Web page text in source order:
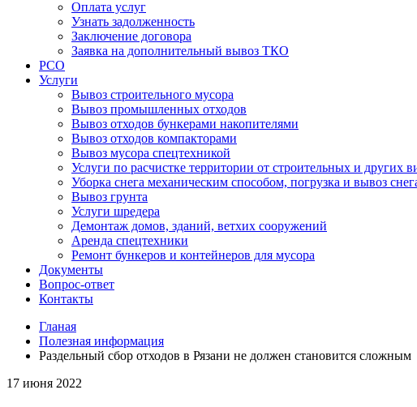
Оплата услуг
Узнать задолженность
Заключение договора
Заявка на дополнительный вывоз ТКО
РСО
Услуги
Вывоз строительного мусора
Вывоз промышленных отходов
Вывоз отходов бункерами накопителями
Вывоз отходов компакторами
Вывоз мусора спецтехникой
Услуги по расчистке территории от строительных и других
Уборка снега механическим способом, погрузка и вывоз
Вывоз грунта
Услуги шредера
Демонтаж домов, зданий, ветхих сооружений
Аренда спецтехники
Ремонт бункеров и контейнеров для мусора
Документы
Вопрос-ответ
Контакты
Гланая
Полезная информация
Раздельный сбор отходов в Рязани не должен становится сложным
17 июня 2022